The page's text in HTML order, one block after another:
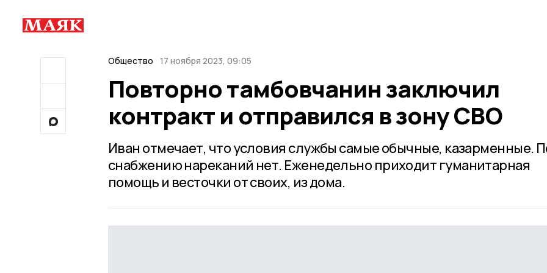
Общество 17 ноября 2023, 09:05
Повторно тамбовчанин заключил
контракт и отправился в зону СВО
Иван отмечает, что условия службы самые обычные, казарменные.
снабжению нареканий нет. Еженедельно приходит гуманитарная
помощь и весточки от своих, из дома.